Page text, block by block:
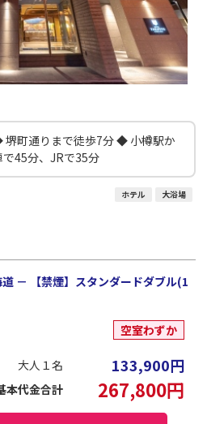
町通りまで徒歩7分 ◆ 小樽駅か
45分、JRで35分
ホテル 大浴場
－ 【禁煙】スタンダードダブル(1
空室わずか
大人１名 133,900円
本代金合計 267,800円